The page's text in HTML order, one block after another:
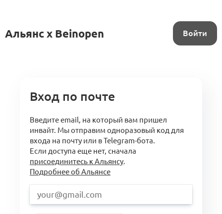
Альянс x Beinopen Войти
Вход по почте
Введите email, на который вам пришел
инвайт. Мы отправим одноразовый код для
входа на почту или в Telegram-бота.
Если доступа еще нет, сначала
присоединитесь к Альянсу.
Подробнее об Альянсе